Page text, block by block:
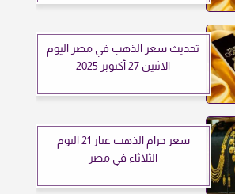
تحديث سعر الذهب في مصر اليوم
الاثنين 27 أكتوبر 2025
سعر جرام الذهب عيار 21 اليوم
الثلاثاء في مصر